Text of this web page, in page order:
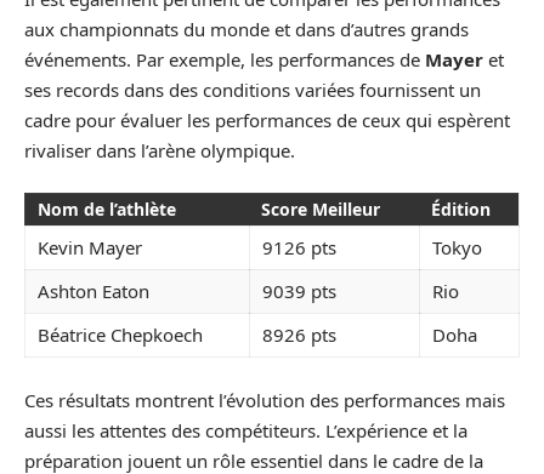
aux championnats du monde et dans d’autres grands
événements. Par exemple, les performances de Mayer et
ses records dans des conditions variées fournissent un
cadre pour évaluer les performances de ceux qui espèrent
rivaliser dans l’arène olympique.
Nom de l’athlète Score Meilleur Édition
Kevin Mayer 9126 pts
Tokyo
Ashton Eaton
9039 pts
Rio
Béatrice Chepkoech
8926 pts Doha
Ces résultats montrent l’évolution des performances mais
aussi les attentes des compétiteurs. L’expérience et la
préparation jouent un rôle essentiel dans le cadre de la